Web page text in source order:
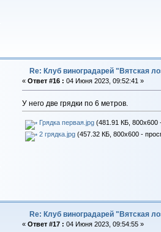
Re: Клуб виноградарей "Вятская
« Ответ #16 : 04 Июня 2023, 09:52:41 »
У него две грядки по 6 метров.
Грядка первая.jpg(481.91 КБ, 800x600
2 грядка.jpg(457.32 КБ, 800x600 -
Re: Клуб виноградарей "Вятская
« Ответ #17 : 04 Июня 2023, 09:54:55 »